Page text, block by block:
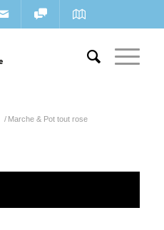
/ Marche & Pot tout rose